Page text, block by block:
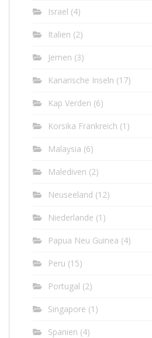
Israel (4)
Italien (2)
Jemen (3)
Kanarische Inseln (17)
Kap Verden (6)
Korsika Frankreich (1)
Malaysia (6)
Malediven (2)
Neuseeland (12)
Niederlande (1)
Papua Neu Guinea (4)
Peru (15)
Portugal (2)
Singapore (1)
Spanien (4)